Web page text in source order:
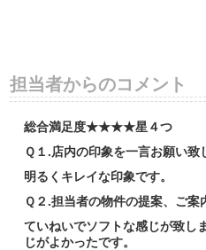
担当者からのコメント
総合満足度★★★★星４つ
Ｑ１.店内の印象を一言お願い致
明るくキレイな印象です。
Ｑ２.担当者の物件の提案、ご案
ていねいでソフトな感じが致し
じがよかったです。